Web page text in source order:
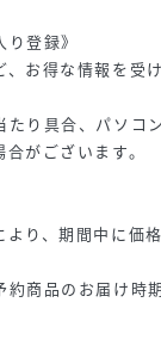
登録》
、お得な情報を受
り具合、パソコ
がございます。
り、期間中に価
商品のお届け時